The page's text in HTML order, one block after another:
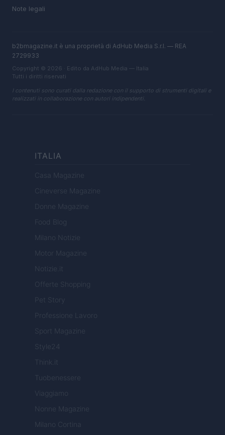
Note legali
b2bmagazine.it è una proprietà di AdHub Media S.r.l. — REA
2729933
Copyright © 2026 · Edito da AdHub Media — Italia
Tutti i diritti riservati
I contenuti sono curati dalla redazione con il supporto di strumenti digitali e
realizzati in collaborazione con autori indipendenti.
ITALIA
Casa Magazine
Cineverse Magazine
Donne Magazine
Food Blog
Milano Notizie
Motor Magazine
Notizie.it
Offerte Shopping
Pet Story
Professione Lavoro
Sport Magazine
Style24
Think.it
Tuobenessere
Viaggiamo
Nonne Magazine
Milano Cortina